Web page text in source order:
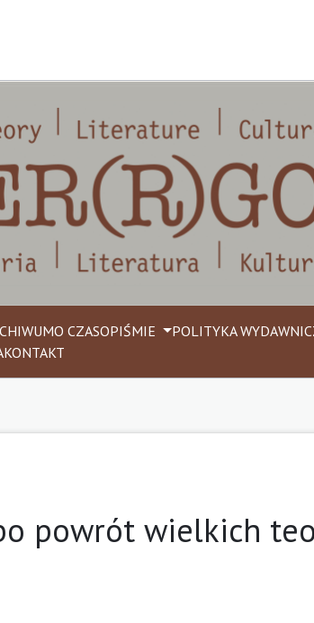
O CZASOPIŚMIE POLITYKA
KONTAKT
powrót wielkich